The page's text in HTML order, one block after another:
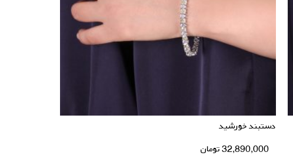
دستبند خورشید
32,890,000تومان